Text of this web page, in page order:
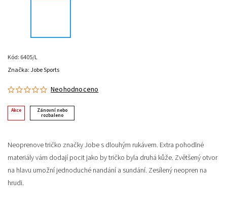
Kód: 6405/L
Akce Zánovní nebo
rozbaleno
Neohodnoceno
Neoprenove tričko značky Jobe s dlouhým rukávem. Extra pohodlné
materiály vám dodají pocit jako by tričko byla druhá kůže. Zvětšený otvor
na hlavu umožní jednoduché nandání a sundání. Zesílený neopren na
hrudi.
Značka:Jobe Sports